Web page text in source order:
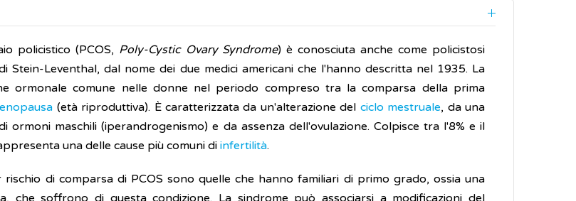
policistico (PCOS, Poly-Cystic Ovary Syndrome) è conosciuta anche come policistosi
Stein-Leventhal, dal nome dei due medici americani che l'hanno descritta nel 1935. La
ormonale comune nelle donne nel periodo compreso tra la comparsa della prima
(età riproduttiva). È caratterizzata da un'alterazione del ciclo mestruale, da una
ormoni maschili (iperandrogenismo) e da assenza dell'ovulazione. Colpisce tra l'8% e il
una delle cause più comuni di infertilità.
rischio di comparsa di PCOS sono quelle che hanno familiari di primo grado, ossia una
che soffrono di questa condizione. La sindrome può associarsi a modificazioni del